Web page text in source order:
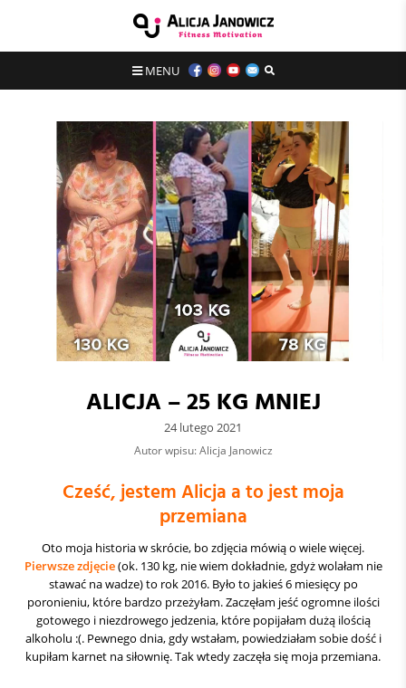
MENU
ALICJA – 25 KG MNIEJ
24 lutego 2021
Autor wpisu: Alicja Janowicz
Cześć, jestem Alicja a to jest moja
przemiana
Oto moja historia w skrócie, bo zdjęcia mówią o wiele więcej.
Pierwsze zdjęcie(ok. 130 kg, nie wiem dokładnie, gdyż wolałam nie
stawać na wadze) to rok 2016. Było to jakieś 6 miesięcy po
poronieniu, które bardzo przeżyłam. Zaczęłam jeść ogromne ilości
gotowego i niezdrowego jedzenia, które popijałam dużą ilością
alkoholu :(. Pewnego dnia, gdy wstałam, powiedziałam sobie dość i
kupiłam karnet na siłownię. Tak wtedy zaczęła się moja przemiana.